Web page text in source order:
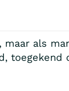
als
toegekend